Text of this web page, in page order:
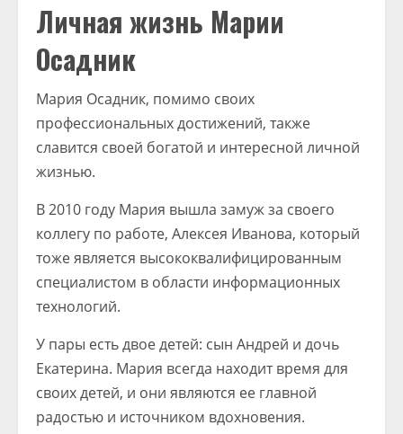
Личная жизнь Марии
Осадник
Мария Осадник, помимо своих
профессиональных достижений, также
славится своей богатой и интересной личной
жизнью.
В 2010 году Мария вышла замуж за своего
коллегу по работе, Алексея Иванова, который
тоже является высококвалифицированным
специалистом в области информационных
технологий.
У пары есть двое детей: сын Андрей и дочь
Екатерина. Мария всегда находит время для
своих детей, и они являются ее главной
радостью и источником вдохновения.